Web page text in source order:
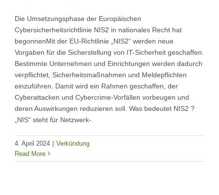
Die Umsetzungsphase der Europäischen
Cybersicherheitsrichtlinie NIS2 in nationales Recht hat
begonnenMit der EU-Richtlinie „NIS2“ werden neue
Vorgaben für die Sicherstellung von IT-Sicherheit geschaffen.
Bestimmte Unternehmen und Einrichtungen werden dadurch
verpflichtet, Sicherheitsmaßnahmen und Meldepflichten
einzuführen. Damit wird ein Rahmen geschaffen, der
Cyberattacken und Cybercrime-Vorfällen vorbeugen und
deren Auswirkungen reduzieren soll. Was bedeutet NIS2 ?
„NIS“ steht für Netzwerk-
4. April 2024 | Verkündung
Read More